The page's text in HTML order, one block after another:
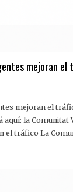
mejoran el
mejoran el
la Comunitat
el tráfico La